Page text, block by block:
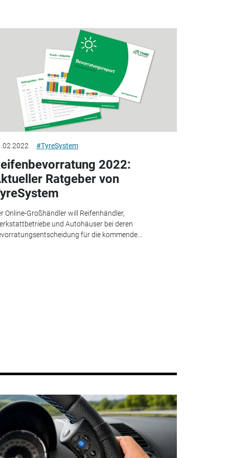
#TyreSystem
2022:
Ratgeber von
Online-Großhändler will Reifenhändler,
und Autohäuser bei deren
für die kommende...